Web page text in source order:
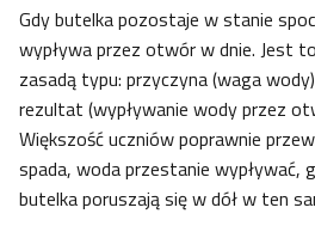
Gdy butelka pozostaje w stanie
wypływa przez otwór w dnie. Jest
zasadą typu: przyczyna (waga
rezultat (wypływanie wody przez
Większość uczniów poprawnie
spada, woda przestanie wypływać,
butelka poruszają się w dół w ten